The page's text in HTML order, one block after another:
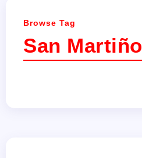
Browse Tag
San Martiño